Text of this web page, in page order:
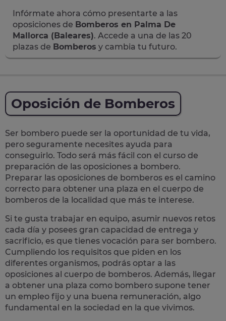
Infórmate ahora cómo presentarte a las
oposiciones de Bomberos en Palma De
Mallorca (Baleares). Accede a una de las 20
plazas de Bomberos y cambia tu futuro.
Oposición de Bomberos
Ser bombero puede ser la oportunidad de tu vida,
pero seguramente necesites ayuda para
conseguirlo. Todo será más fácil con el curso de
preparación de las oposiciones a bombero.
Preparar las oposiciones de bomberos es el camino
correcto para obtener una plaza en el cuerpo de
bomberos de la localidad que más te interese.
Si te gusta trabajar en equipo, asumir nuevos retos
cada día y posees gran capacidad de entrega y
sacrificio, es que tienes vocación para ser bombero.
Cumpliendo los requisitos que piden en los
diferentes organismos, podrás optar a las
oposiciones al cuerpo de bomberos. Además, llegar
a obtener una plaza como bombero supone tener
un empleo fijo y una buena remuneración, algo
fundamental en la sociedad en la que vivimos.